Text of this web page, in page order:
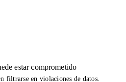
estar comprometido
filtrarse en violaciones de datos.